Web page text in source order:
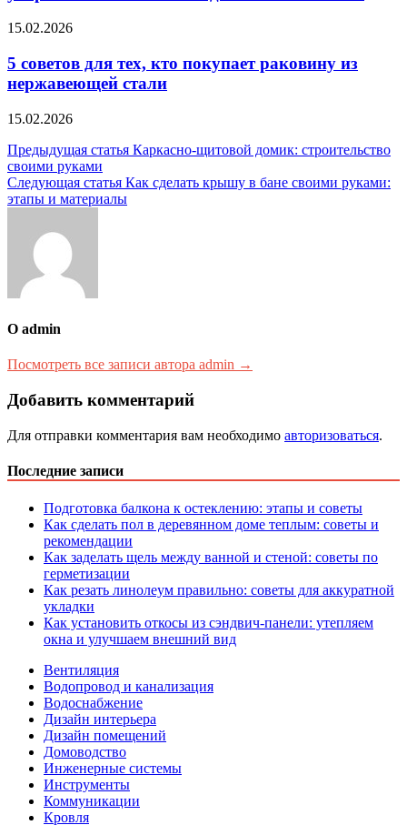
15.02.2026
5 советов для тех, кто покупает раковину из
нержавеющей стали
15.02.2026
Навигация
по
записям
Предыдущая статья Каркасно-щитовой домик: строительство
своими руками
Следующая статья Как сделать крышу в бане своими руками:
этапы и материалы
О admin
Посмотреть все записи автора admin →
Добавить комментарий
Для отправки комментария вам необходимо авторизоваться.
Последние записи
Подготовка балкона к остеклению: этапы и советы
Как сделать пол в деревянном доме теплым: советы и
рекомендации
Как заделать щель между ванной и стеной: советы по
герметизации
Как резать линолеум правильно: советы для аккуратной
укладки
Как установить откосы из сэндвич-панели: утепляем
окна и улучшаем внешний вид
Вентиляция
Водопровод и канализация
Водоснабжение
Дизайн интерьера
Дизайн помещений
Домоводство
Инженерные системы
Инструменты
Коммуникации
Кровля